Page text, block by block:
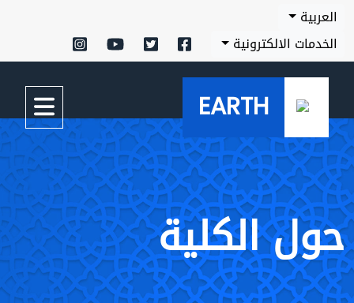
العربية
الخدمات الالكترونية
EARTH
حول الكلية